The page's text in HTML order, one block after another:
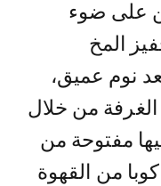
على ضوء
المخ
نوم عميق،
من خلال
مفتوحة من
كوبا من القهوة